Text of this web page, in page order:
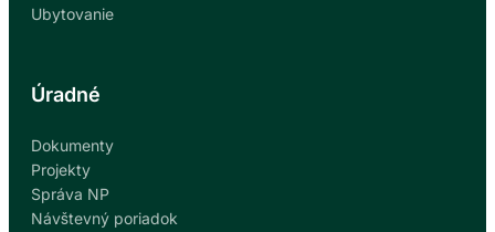
Ubytovanie
Úradné
Dokumenty
Projekty
Správa NP
Návštevný poriadok